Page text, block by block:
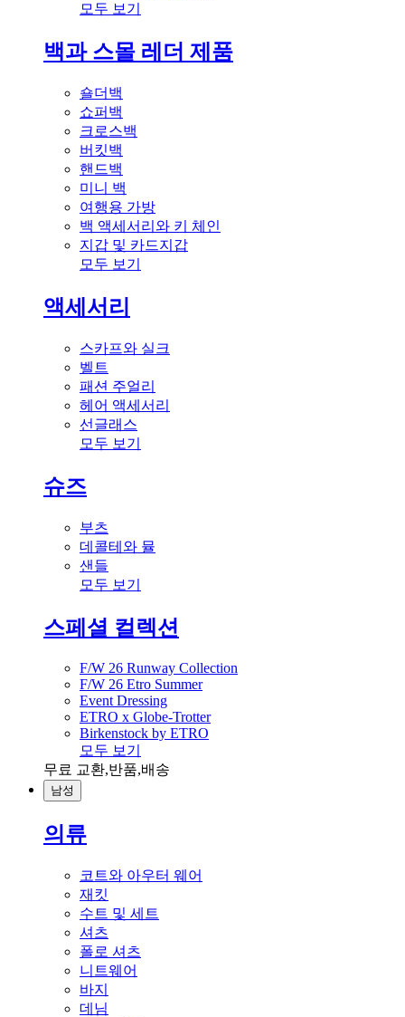
모두 보기
백과 스몰 레더 제품
숄더백
쇼퍼백
크로스백
버킷백
핸드백
미니 백
여행용 가방
백 액세서리와 키 체인
지갑 및 카드지갑
모두 보기
액세서리
스카프와 실크
벨트
패션 주얼리
헤어 액세서리
선글래스
모두 보기
슈즈
부츠
데콜테와 뮬
샌들
모두 보기
스페셜 컬렉션
F/W 26 Runway Collection
F/W 26 Etro Summer
Event Dressing
ETRO x Globe-Trotter
Birkenstock by ETRO
모두 보기
무료 교환,반품,배송
남성
의류
코트와 아우터 웨어
재킷
수트 및 세트
셔츠
폴로 셔츠
니트웨어
바지
데님